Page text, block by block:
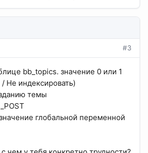
#3
bb_topics. значение 0 или 1
Не индексировать)
темы
глобальной переменной